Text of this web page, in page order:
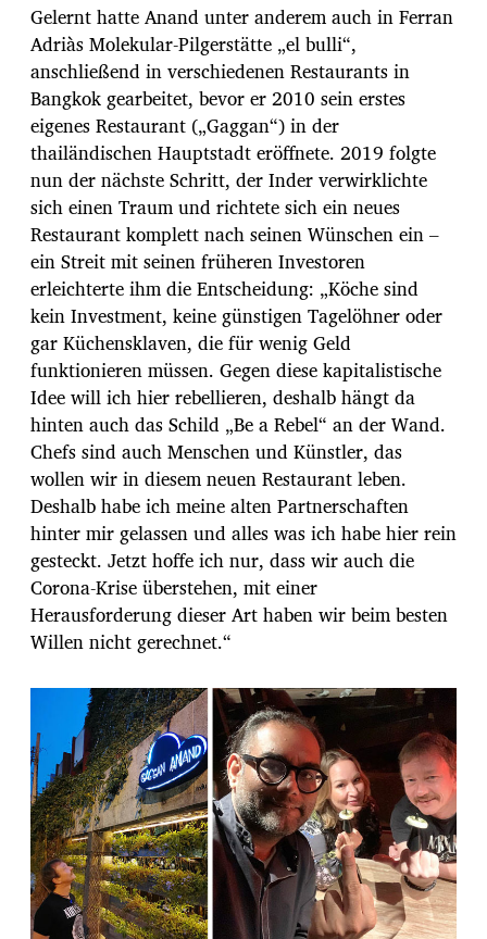
Gelernt hatte Anand unter anderem auch in Ferran
Adriàs Molekular-Pilgerstätte „el bulli“,
anschließend in verschiedenen Restaurants in
Bangkok gearbeitet, bevor er 2010 sein erstes
eigenes Restaurant („Gaggan“) in der
thailändischen Hauptstadt eröffnete. 2019 folgte
nun der nächste Schritt, der Inder verwirklichte
sich einen Traum und richtete sich ein neues
Restaurant komplett nach seinen Wünschen ein –
ein Streit mit seinen früheren Investoren
erleichterte ihm die Entscheidung: „Köche sind
kein Investment, keine günstigen Tagelöhner oder
gar Küchensklaven, die für wenig Geld
funktionieren müssen. Gegen diese kapitalistische
Idee will ich hier rebellieren, deshalb hängt da
hinten auch das Schild „Be a Rebel“ an der Wand.
Chefs sind auch Menschen und Künstler, das
wollen wir in diesem neuen Restaurant leben.
Deshalb habe ich meine alten Partnerschaften
hinter mir gelassen und alles was ich habe hier rein
gesteckt. Jetzt hoffe ich nur, dass wir auch die
Corona-Krise überstehen, mit einer
Herausforderung dieser Art haben wir beim besten
Willen nicht gerechnet.“